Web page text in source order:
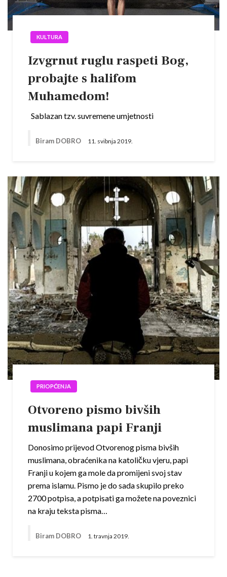
KULTURA
Izvgrnut ruglu raspeti Bog,
probajte s halifom
Muhamedom!
Sablazan tzv. suvremene umjetnosti
Biram DOBRO 11. svibnja 2019.
PRIOPĆENJA
Otvoreno pismo bivših
muslimana papi Franji
Donosimo prijevod Otvorenog pisma bivših
muslimana, obraćenika na katoličku vjeru, papi
Franji u kojem ga mole da promijeni svoj stav
prema islamu. Pismo je do sada skupilo preko
2700 potpisa, a potpisati ga možete na poveznici
na kraju teksta pisma…
Biram DOBRO 1. travnja 2019.